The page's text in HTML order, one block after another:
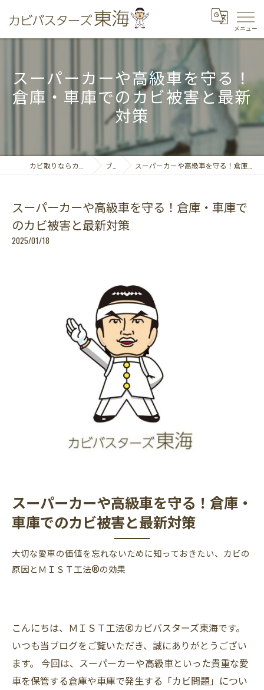
スーパーカーや高級車を守る！
倉庫・車庫でのカビ被害と最新
対策
ブログ スーパーカーや高級車を守る！倉庫・車庫でのカビ被害と最新対策
スーパーカーや高級車を守る！倉庫・車庫で
のカビ被害と最新対策
2025/01/18
スーパーカーや高級車を守る！倉庫・
車庫でのカビ被害と最新対策
大切な愛車の価値を忘れないために知っておきたい、カビの
原因とＭＩＳＴ工法®の効果
こんにちは、ＭＩＳＴ工法®カビバスターズ東海です。
いつも当ブログをご覧いただき、誠にありがとうござい
ます。 今回は、スーパーカーや高級車といった貴重な愛
車を保管する倉庫や車庫で発生する「カビ問題」につい